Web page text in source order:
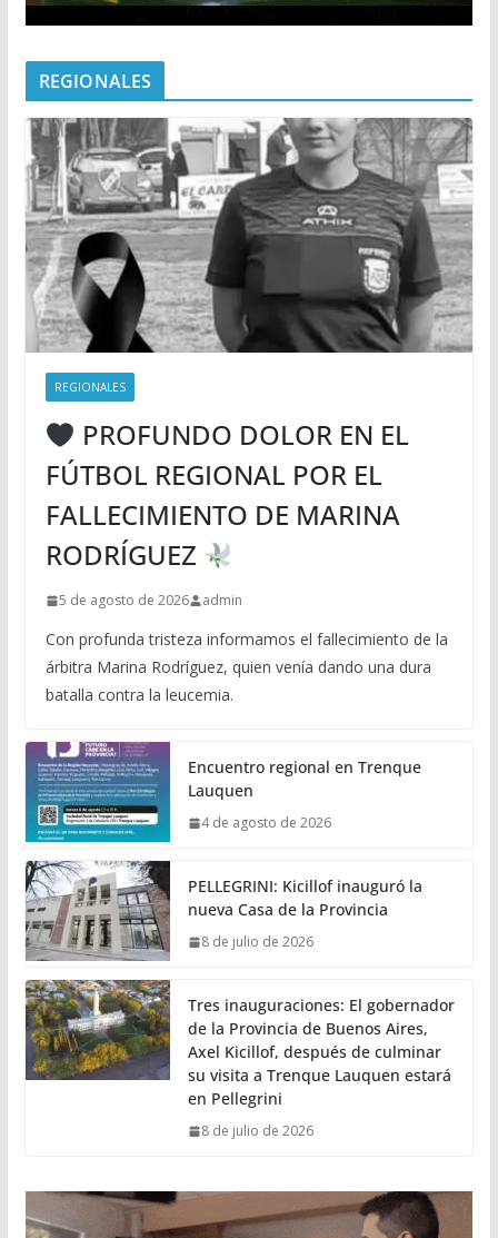
REGIONALES
REGIONALES
PROFUNDO DOLOR EN EL
FÚTBOL REGIONAL POR EL
FALLECIMIENTO DE MARINA
RODRÍGUEZ
5 de agosto de 2026 admin
Con profunda tristeza informamos el fallecimiento de la
árbitra Marina Rodríguez, quien venía dando una dura
batalla contra la leucemia.
Encuentro regional en Trenque
Lauquen
4 de agosto de 2026
PELLEGRINI: Kicillof inauguró la
nueva Casa de la Provincia
8 de julio de 2026
Tres inauguraciones: El gobernador
de la Provincia de Buenos Aires,
Axel Kicillof, después de culminar
su visita a Trenque Lauquen estará
en Pellegrini
8 de julio de 2026